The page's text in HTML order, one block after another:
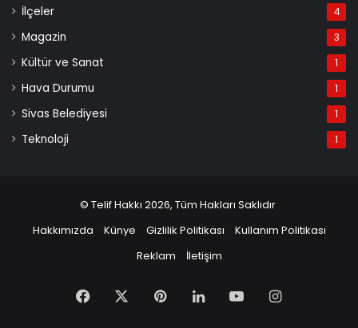
İlçeler 4
Magazin 3
Kültür ve Sanat 1
Hava Durumu 1
Sivas Belediyesi 1
Teknoloji 1
© Telif Hakkı 2026, Tüm Hakları Saklıdır
Hakkımızda
Künye Gizlilik Politikası
Kullanım Politikası
Reklam
İletişim
Facebook PinterestLinkedInYouTubeInstagram